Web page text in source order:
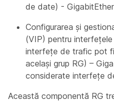
de date) -
Configurarea și
(VIP) pentru
interfețe de trafic pot
același grup RG) –
considerate interfețe
Această componentă RG